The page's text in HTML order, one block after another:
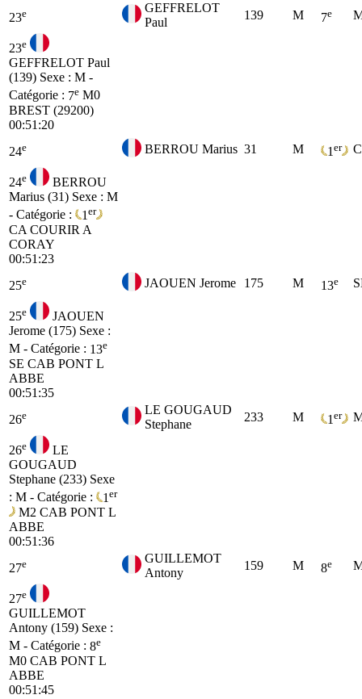
23e
GEFFRELOT
Paul
139 M 7e
23e
GEFFRELOT Paul
(139) Sexe : M -
Catégorie : 7e M0
BREST (29200)
00:51:20
24e BERROU Marius 31 M 1 er
24e
BERROU
Marius (31) Sexe : M
- Catégorie :
1 er
CA COURIR A
CORAY
00:51:23
25e JAOUEN Jerome 175 M 13e
25e
JAOUEN
Jerome (175) Sexe :
M - Catégorie : 13e
SE CAB PONT L
ABBE
00:51:35
26e
LE GOUGAUD
Stephane
233 M 1 er
26e
LE
GOUGAUD
Stephane (233) Sexe
: M - Catégorie :
1 er
M2 CAB PONT L
ABBE
00:51:36
27e
GUILLEMOT
Antony
159 M 8e
27e
GUILLEMOT
Antony (159) Sexe :
M - Catégorie : 8e
M0 CAB PONT L
ABBE
00:51:45